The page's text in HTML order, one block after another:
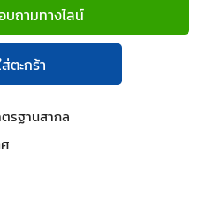
ถามทางไลน์
ตะกร้า
รฐานสากล